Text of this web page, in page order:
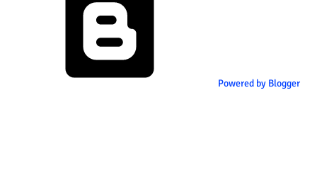
Powered by Blogger